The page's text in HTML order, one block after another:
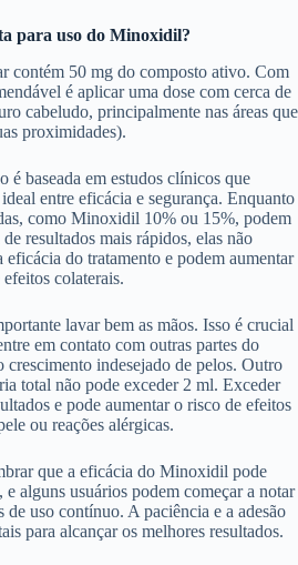
para uso do Minoxidil?
contém 50 mg do composto ativo. Com
é aplicar uma dose com cerca de
cabeludo, principalmente nas áreas que
proximidades).
é baseada em estudos clínicos que
entre eficácia e segurança. Enquanto
como Minoxidil 10% ou 15%, podem
resultados mais rápidos, elas não
eficácia do tratamento e podem aumentar
colaterais.
lavar bem as mãos. Isso é crucial
em contato com outras partes do
crescimento indesejado de pelos. Outro
total não pode exceder 2 ml. Exceder
e pode aumentar o risco de efeitos
ou reações alérgicas.
que a eficácia do Minoxidil pode
e alguns usuários podem começar a notar
de uso contínuo. A paciência e a adesão
para alcançar os melhores resultados.